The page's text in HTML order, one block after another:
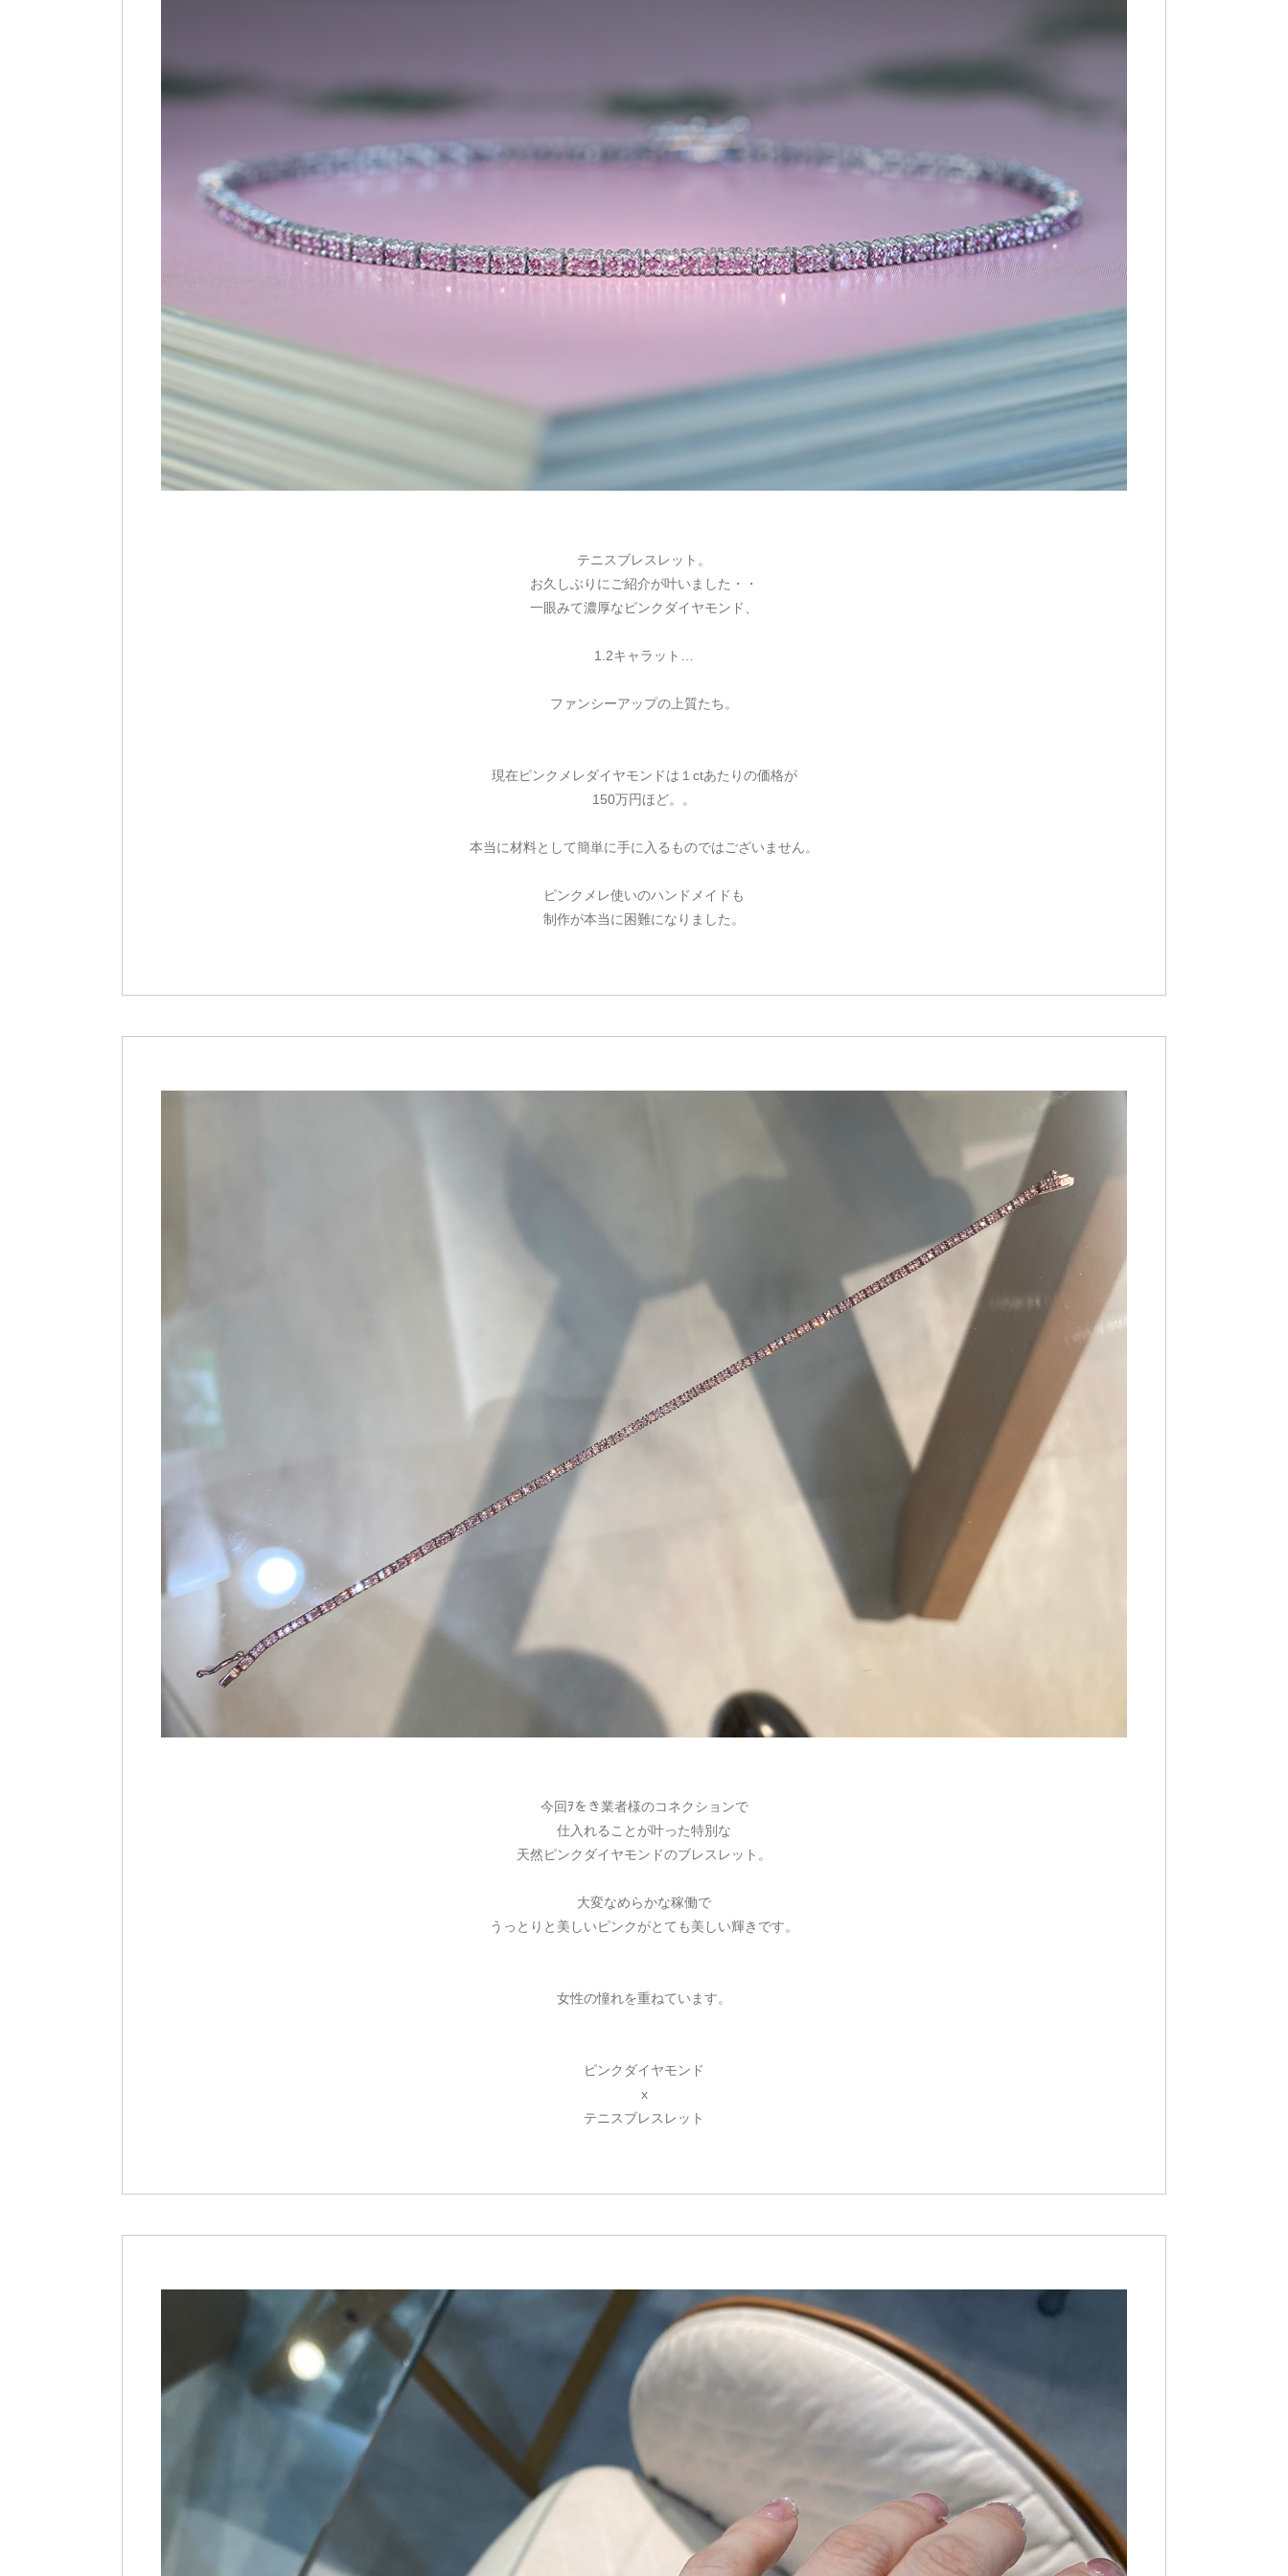
テニスブレスレット。
お久しぶりにご紹介が叶いました・・
一眼みて濃厚なピンクダイヤモンド、
1.2キャラット…
ファンシーアップの上質たち。
現在ピンクメレダイヤモンドは１ctあたりの価格が
150万円ほど。。
本当に材料として簡単に手に入るものではございません。
ピンクメレ使いのハンドメイドも
制作が本当に困難になりました。
今回ｦをき業者様のコネクションで
仕入れることが叶った特別な
天然ピンクダイヤモンドのブレスレット。
大変なめらかな稼働で
うっとりと美しいピンクがとても美しい輝きです。
女性の憧れを重ねています。
ピンクダイヤモンド
x
テニスブレスレット
カートを見る お買い物を続ける